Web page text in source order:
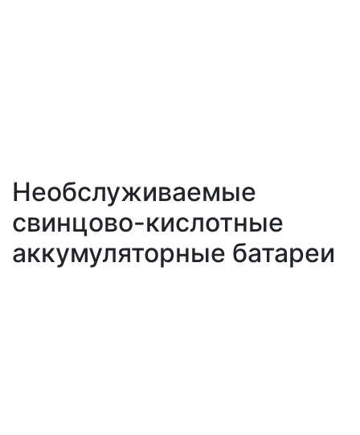
Необслуживаемые
свинцово-кислотные
аккумуляторные батареи